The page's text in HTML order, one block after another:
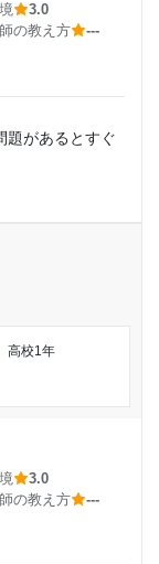
ーション等)
に乗ってく
い。
3.0
の教え方 ---
題があるとすぐ
からないです
らいいかなど
い日は暖房が
高校1年
3.0
の教え方 ---